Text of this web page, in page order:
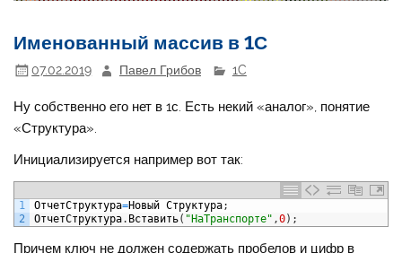
Именованный массив в 1С
07.02.2019 Павел Грибов 1C
Ну собственно его нет в 1с. Есть некий «аналог», понятие
«Структура».
Инициализируется например вот так:
1
2
ОтчетСтруктура=Новый Структура;
ОтчетСтруктура. Вставить( "НаТранспорте" ,0) ;
Причем ключ не должен содержать пробелов и цифр в